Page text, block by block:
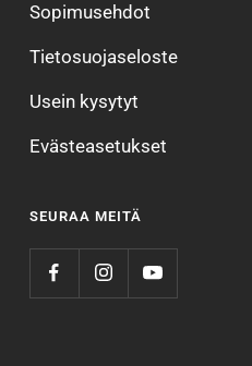
Sopimusehdot
Tietosuojaseloste
Usein kysytyt
Evästeasetukset
SEURAA MEITÄ